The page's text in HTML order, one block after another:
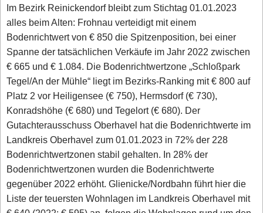
Im Bezirk Reinickendorf bleibt zum Stichtag 01.01.2023
alles beim Alten: Frohnau verteidigt mit einem
Bodenrichtwert von € 850 die Spitzenposition, bei einer
Spanne der tatsächlichen Verkäufe im Jahr 2022 zwischen
€ 665 und € 1.084. Die Bodenrichtwertzone „Schloßpark
Tegel/An der Mühle“ liegt im Bezirks-Ranking mit € 800 auf
Platz 2 vor Heiligensee (€ 750), Hermsdorf (€ 730),
Konradshöhe (€ 680) und Tegelort (€ 680). Der
Gutachterausschuss Oberhavel hat die Bodenrichtwerte im
Landkreis Oberhavel zum 01.01.2023 in 72% der 228
Bodenrichtwertzonen stabil gehalten. In 28% der
Bodenrichtwertzonen wurden die Bodenrichtwerte
gegenüber 2022 erhöht. Glienicke/Nordbahn führt hier die
Liste der teuersten Wohnlagen im Landkreis Oberhavel mit